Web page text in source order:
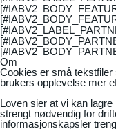
Om
Cookies er små
brukers opplevelse mer
Loven sier at vi kan
strengt nødvendig for
informasjonskapsler